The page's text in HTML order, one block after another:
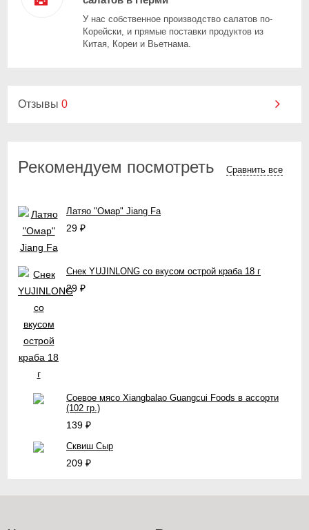
У нас собственное производство салатов по-
Корейски, и прямые поставки продуктов из
Китая, Кореи и Вьетнама.
Отзывы 0
Рекомендуем посмотреть Сравнить все
Латяо "Омар" Jiang Fa
29 ₽
Снек YUJINLONG со вкусом острой краба 18 г
29 ₽
Соевое мясо Xiangbalao Guangcui Foods в ассорти
(102 гр.)
139 ₽
Сквиш Сыр
209 ₽